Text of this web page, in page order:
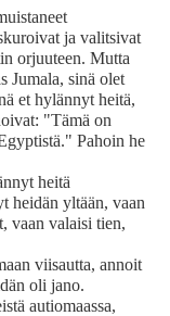
ja valitsivat
orjuuteen. Mutta
Jumala, sinä olet
et hylännyt heitä,
"Tämä on
Pahoin he
heitä
heidän yltään, vaan
vaan valaisi tien,
viisautta, annoit
oli jano.
autiomaassa,